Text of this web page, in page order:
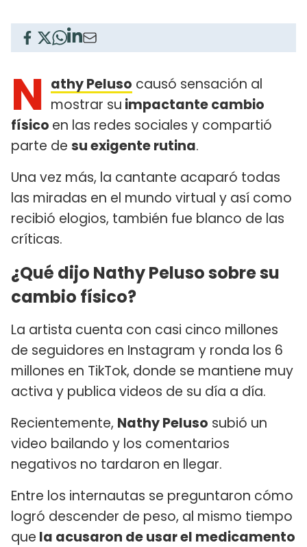
N athy Peluso causó sensación al
mostrar su impactante cambio
físico en las redes sociales y compartió
parte de su exigente rutina.
Una vez más, la cantante acaparó todas
las miradas en el mundo virtual y así como
recibió elogios, también fue blanco de las
críticas.
¿Qué dijo Nathy Peluso sobre su
cambio físico?
La artista cuenta con casi cinco millones
de seguidores en Instagram y ronda los 6
millones en TikTok, donde se mantiene muy
activa y publica videos de su día a día.
Recientemente, Nathy Peluso subió un
video bailando y los comentarios
negativos no tardaron en llegar.
Entre los internautas se preguntaron cómo
logró descender de peso, al mismo tiempo
que la acusaron de usar el medicamento